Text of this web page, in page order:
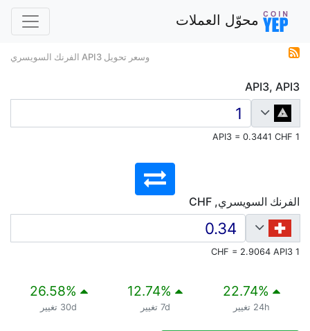
محوّل العملات
وسعر تحويل API3 الفرنك السويسري
API3, API3
1 API3 = 0.3441 CHF
الفرنك السويسري, CHF
1 CHF = 2.9064 API3
22.74%
24h تغيير
12.74%
7d تغيير
26.58%
30d تغيير